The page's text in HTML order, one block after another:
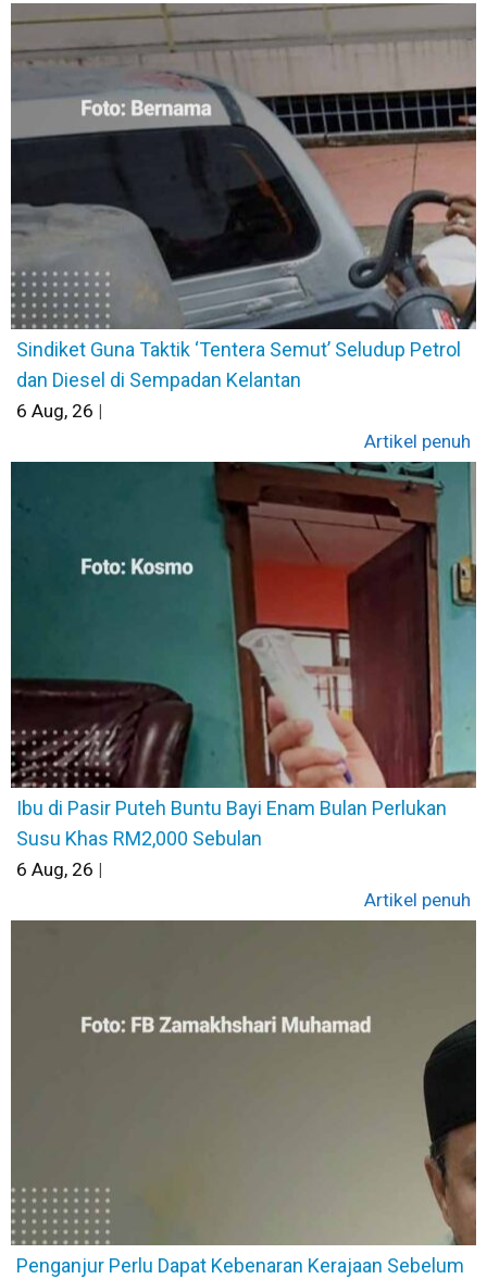
Sindiket Guna Taktik ‘Tentera Semut’ Seludup Petrol
dan Diesel di Sempadan Kelantan
6 Aug, 26 |
Artikel penuh
Ibu di Pasir Puteh Buntu Bayi Enam Bulan Perlukan
Susu Khas RM2,000 Sebulan
6 Aug, 26 |
Artikel penuh
Penganjur Perlu Dapat Kebenaran Kerajaan Sebelum